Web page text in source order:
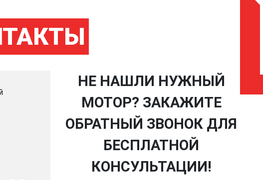
НЕ НАШЛИ НУЖНЫЙ
МОТОР? ЗАКАЖИТЕ
ОБРАТНЫЙ ЗВОНОК ДЛЯ
БЕСПЛАТНОЙ
КОНСУЛЬТАЦИИ!